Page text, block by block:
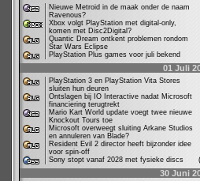
Nieuwe Metroid in de maak onder de naam
Ravenous?
Xbox volgt PlayStation met digital-only,
komen met Disc2Digital?
Quantic Dream ontkent problemen rondom
Star Wars Eclipse
PlayStation Plus games voor juli bekend
01 Juli
PlayStation 3 en PlayStation Vita Stores
sluiten hun deuren
Ontslagen bij IO Interactive nadat Microsoft
financiering terugtrekt
Mario Kart World update voegt twee nieuwe
Knockout Tours toe
Microsoft overweegt sluiting Arkane Studios
en annuleren van Blade?
Resident Evil 2 director heeft bijzonder idee
voor spin-off
Sony stopt vanaf 2028 met fysieke discs
30 Juni